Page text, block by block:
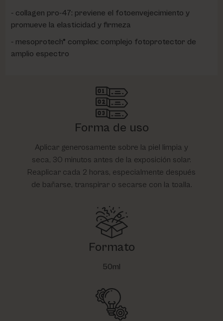
collagen pro-47: previene el fotoenvejecimiento y
promueve la elasticidad y firmeza
mesoprotech® complex: complejo fotoprotector de
amplio espectro
Forma de uso
Aplicar generosamente sobre la piel limpia y
seca, 30 minutos antes de la exposición solar.
Reaplicar cada 2 horas, especialmente después
de bañarse, transpirar o secarse con la toalla.
Formato
50ml